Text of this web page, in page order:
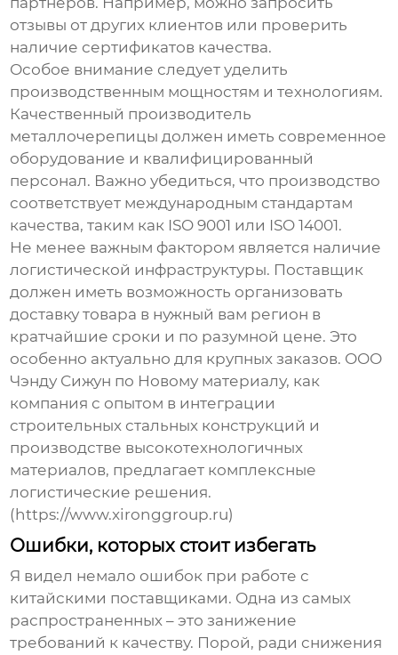
отзывы от других клиентов или проверить
наличие сертификатов качества.
Особое внимание следует уделить
производственным мощностям и технологиям.
Качественный производитель
металлочерепицы должен иметь современное
оборудование и квалифицированный
персонал. Важно убедиться, что производство
соответствует международным стандартам
качества, таким как ISO 9001 или ISO 14001.
Не менее важным фактором является наличие
логистической инфраструктуры. Поставщик
должен иметь возможность организовать
доставку товара в нужный вам регион в
кратчайшие сроки и по разумной цене. Это
особенно актуально для крупных заказов. ООО
Чэнду Сижун по Новому материалу, как
компания с опытом в интеграции
строительных стальных конструкций и
производстве высокотехнологичных
материалов, предлагает комплексные
логистические решения.
(https://www.xironggroup.ru)
Ошибки, которых стоит избегать
Я видел немало ошибок при работе с
китайскими поставщиками. Одна из самых
распространенных – это занижение
требований к качеству. Порой, ради снижения